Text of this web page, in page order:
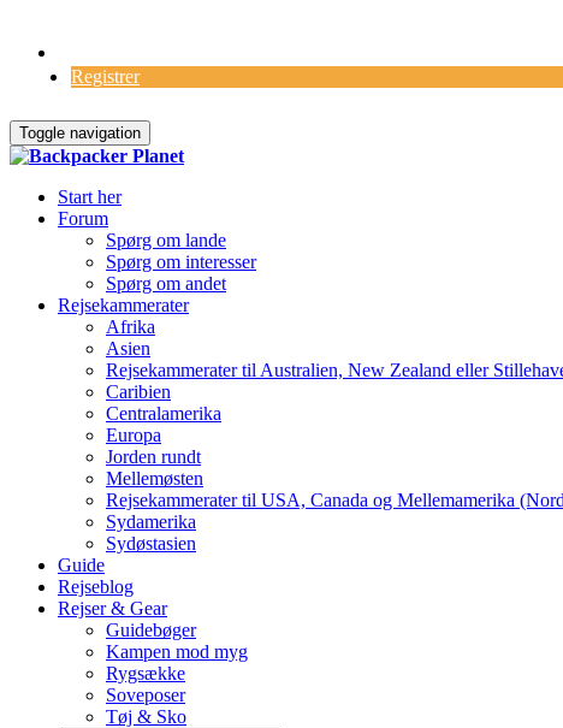
Registrer
Toggle navigation
Start her
Forum
Spørg om lande
Spørg om interesser
Spørg om andet
Rejsekammerater
Afrika
Asien
Rejsekammerater til Australien, New Zealand eller
Caribien
Centralamerika
Europa
Jorden rundt
Mellemøsten
Rejsekammerater til USA, Canada og Mellemamerika
Sydamerika
Sydøstasien
Guide
Rejseblog
Rejser & Gear
Guidebøger
Kampen mod myg
Rygsække
Soveposer
Tøj & Sko